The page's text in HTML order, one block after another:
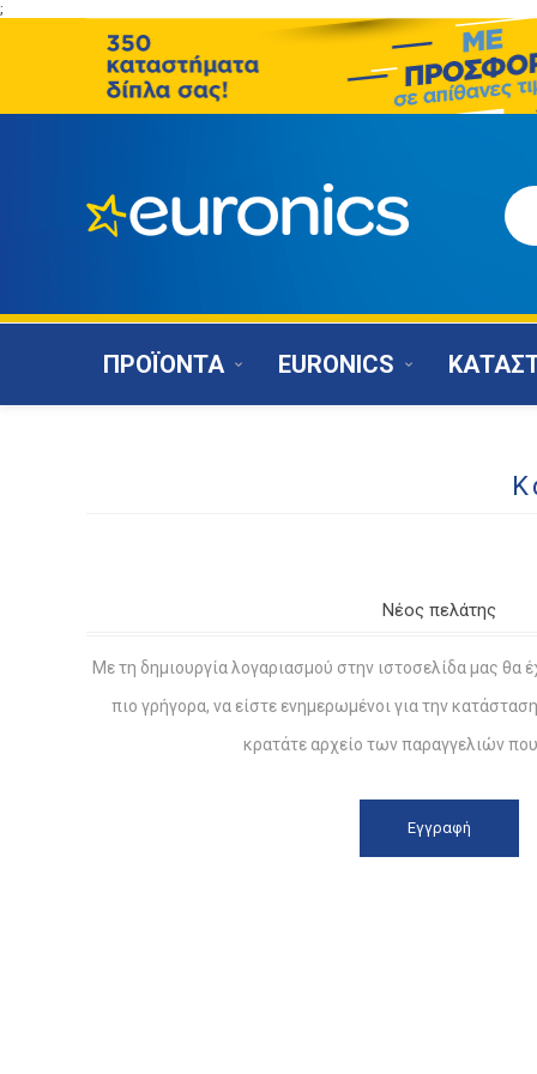
;
ΠΡΟΪΟΝΤΑ EURONICS
Νέος πελάτης
Με τη δημιουργία λογαριασμού στην ιστοσελίδα μας θα
πιο γρήγορα, να είστε ενημερωμένοι για την
κρατάτε αρχείο των παραγγελιών που